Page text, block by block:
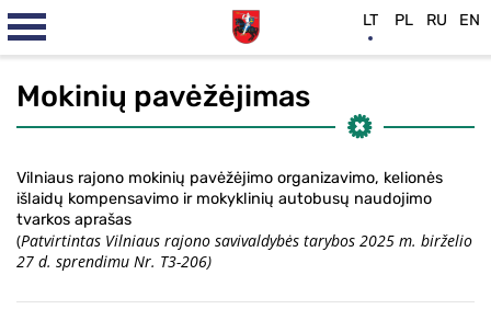
Mokinių pavėžėjimas
Vilniaus rajono mokinių pavėžėjimo organizavimo, kelionės
išlaidų kompensavimo ir mokyklinių autobusų naudojimo
tvarkos aprašas
(Patvirtintas Vilniaus rajono savivaldybės tarybos 2025 m. birželio
27 d. sprendimu Nr. T3-206)
LT PL RU EN